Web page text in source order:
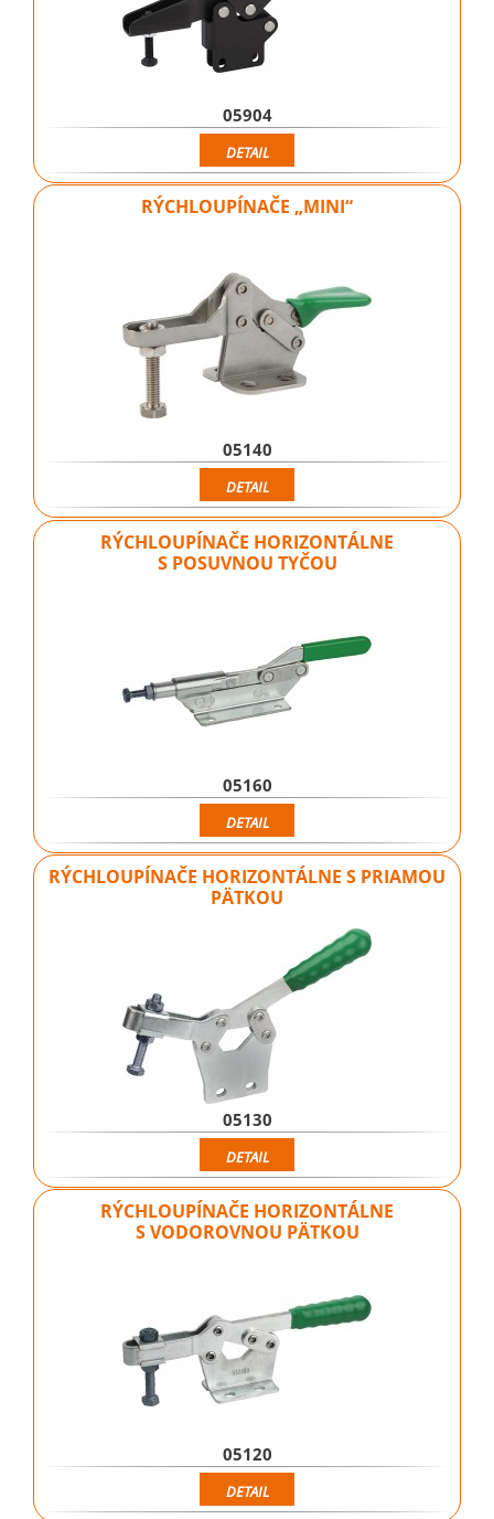
05904
DETAIL
RÝCHLOUPÍNAČE „MINI“
05140
DETAIL
RÝCHLOUPÍNAČE HORIZONTÁLNE
S POSUVNOU TYČOU
05160
DETAIL
RÝCHLOUPÍNAČE HORIZONTÁLNE S PRIAMOU
PÄTKOU
05130
DETAIL
RÝCHLOUPÍNAČE HORIZONTÁLNE
S VODOROVNOU PÄTKOU
05120
DETAIL